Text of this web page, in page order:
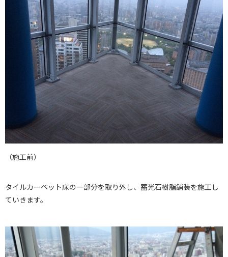
（施工前）
タイルカーペット床の一部分を取り外し、蓄光石樹脂舗装を施工し
ていきます。